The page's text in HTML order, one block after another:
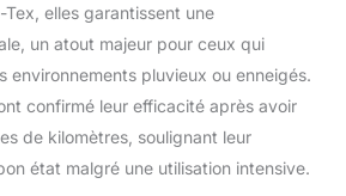
elles garantissent une
un atout majeur pour ceux qui
environnements pluvieux ou enneigés.
confirmé leur efficacité après avoir
de kilomètres, soulignant leur
état malgré une utilisation intensive.